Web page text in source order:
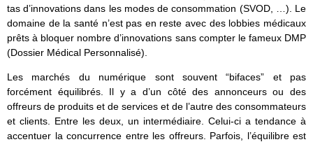
tas d’innovations dans les modes de consommation (SVOD, …). Le
domaine de la santé n’est pas en reste avec des lobbies médicaux
prêts à bloquer nombre d’innovations sans compter le fameux DMP
(Dossier Médical Personnalisé).
Les marchés du numérique sont souvent “bifaces” et pas
forcément équilibrés. Il y a d’un côté des annonceurs ou des
offreurs de produits et de services et de l’autre des consommateurs
et clients. Entre les deux, un intermédiaire. Celui-ci a tendance à
accentuer la concurrence entre les offreurs. Parfois, l’équilibre est